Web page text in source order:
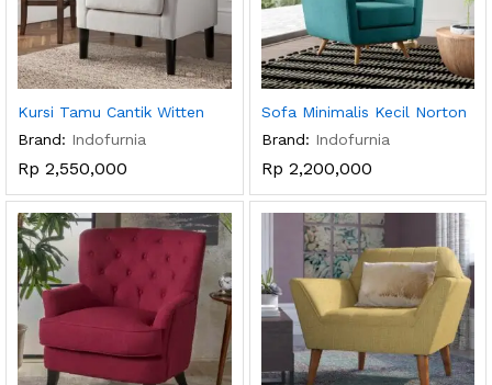
Kursi Tamu Cantik Witten
Brand: Indofurnia
Rp 2,550,000
Sofa Minimalis Kecil Norton
Brand: Indofurnia
Rp 2,200,000